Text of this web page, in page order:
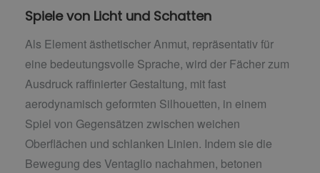
Spiele von Licht und Schatten
Als Element ästhetischer Anmut, repräsentativ für
eine bedeutungsvolle Sprache, wird der Fächer zum
Ausdruck raffinierter Gestaltung, mit fast
aerodynamisch geformten Silhouetten, in einem
Spiel von Gegensätzen zwischen weichen
Oberflächen und schlanken Linien. Indem sie die
Bewegung des Ventaglio nachahmen, betonen